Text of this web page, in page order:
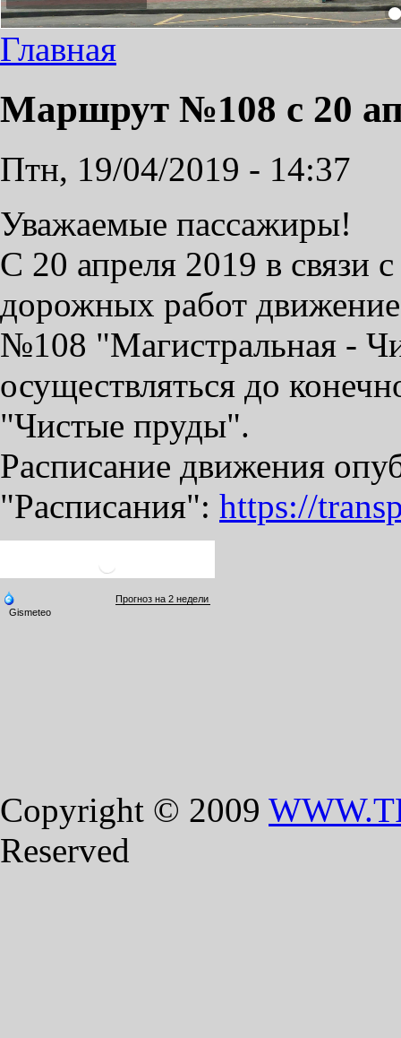
Главная
Маршрут №108 с 20
Птн, 19/04/2019 - 14:37
Уважаемые пассажиры!
С 20 апреля 2019 в связи
дорожных работ
№108 "Магистральная -
осуществляться до
"Чистые пруды".
Расписание движения
"Расписания": https://
Copyright © 2009
Reserved